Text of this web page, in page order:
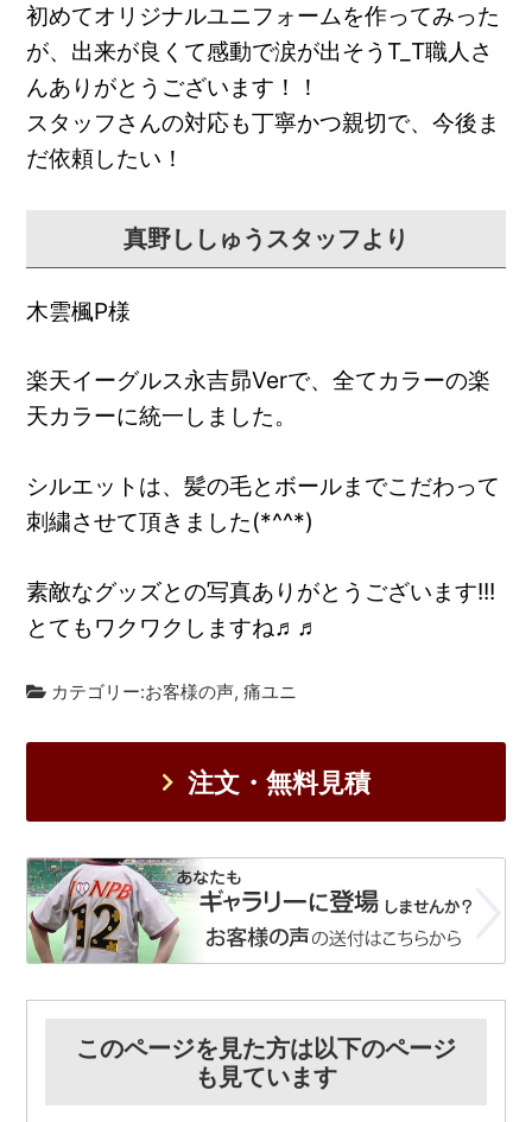
初めてオリジナルユニフォームを作ってみった
が、 出来が良くて感動で涙が出そうT_ T職人さ
んありがとうございます！！
スタッフさんの対応も丁寧かつ親切で、今後ま
だ依頼したい！
真野ししゅうスタッフより
木雲楓P様
楽天イーグルス永吉昴Verで、全てカラーの楽
天カラーに統一しました。
シルエットは、髪の毛とボールまでこだわって
刺繍させて頂きました(*^^*)
素敵なグッズとの写真ありがとうございます!!!
とてもワクワクしますね♬♬
カテゴリー:お客様の声,痛ユニ
注文・無料見積
このページを見た方は以下のページ
も見ています